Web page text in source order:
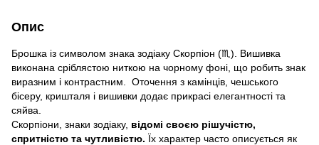
Опис
Брошка із символом знака зодіаку Скорпіон (♏️). Вишивка
виконана сріблястою ниткою на чорному фоні, що робить знак
виразним і контрастним. Оточення з камінців, чешського
бісеру, кришталя і вишивки додає прикрасі елегантності та
сяйва.
Скорпіони, знаки зодіаку, відомі своєю рішучістю,
спритністю та чутливістю. Їх характер часто описується як